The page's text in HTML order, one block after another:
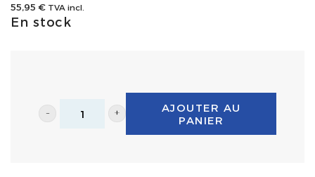
55,95 € TVA incl.
En stock
Couteau
AJOUTER AU
PANIER